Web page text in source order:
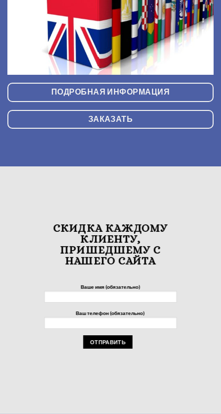
ПОДРОБНАЯ ИНФОРМАЦИЯ
ЗАКАЗАТЬ
СКИДКА КАЖДОМУ
КЛИЕНТУ,
ПРИШЕДШЕМУ С
НАШЕГО САЙТА
Ваше имя (обязательно)
Ваш телефон (обязательно)